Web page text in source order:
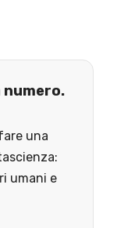
numero.
una
umani e